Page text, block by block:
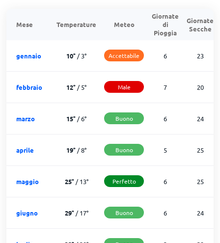
Mese Temperature Meteo
Giornate
di
Pioggia
Giornate
Secche
gennaio 10° /3° Accettabile 6 23
febbraio 12° /5° Male 7 20
marzo 15° /6° Buono 6 24
aprile 19° /8° Buono 5 25
maggio 25°/13° Perfetto 6 25
giugno 29°/17° Buono 6 24